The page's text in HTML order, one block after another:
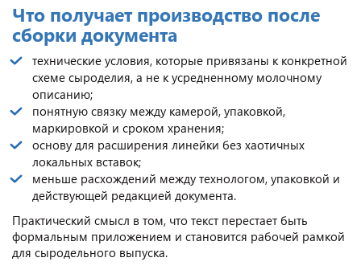
Что получает производство после
сборки документа
технические условия, которые привязаны к конкретной
схеме сыроделия, а не к усредненному молочному
описанию;
понятную связку между камерой, упаковкой,
маркировкой и сроком хранения;
основу для расширения линейки без хаотичных
локальных вставок;
меньше расхождений между технологом, упаковкой и
действующей редакцией документа.
Практический смысл в том, что текст перестает быть
формальным приложением и становится рабочей рамкой
для сыродельного выпуска.